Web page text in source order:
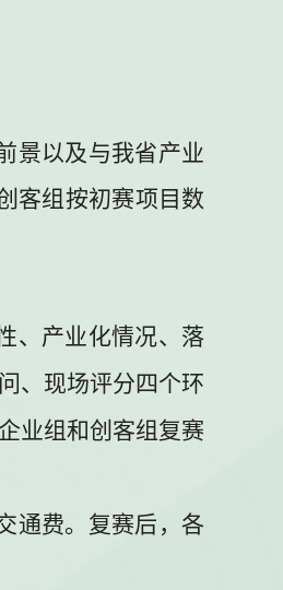
景以及与我省产业
客组按初赛项目数
、产业化情况、落
、现场评分四个环
业组和创客组复赛
通费。复赛后，各